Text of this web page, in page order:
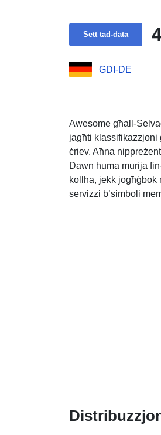
Sett tad-data
GDI-DE
Awesome għall-
jagħti klassifikazzjoni
ċriev. Aħna
Dawn huma murija
kollha, jekk jogħġbok
servizzi b’simboli